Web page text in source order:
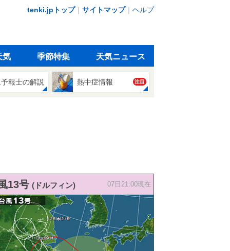
tenki.jpトップ｜ サイトマップ｜ ヘルプ
気 季節特集 天気ニュース
報士の解説 熱中症情報 注目
13号 (ドルフィン) 07日21:00現在